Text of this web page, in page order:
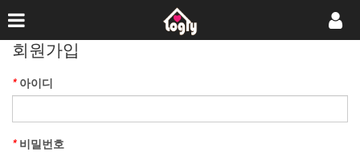
회원가입
*아이디
*비밀번호